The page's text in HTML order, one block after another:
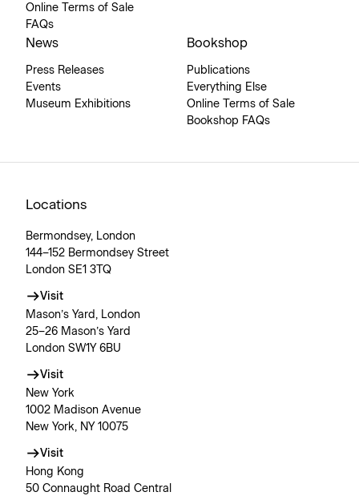
Online Terms of Sale
FAQs
News
Press Releases
Events
Museum Exhibitions
Bookshop
Publications
Everything Else
Online Terms of Sale
Bookshop FAQs
Locations
Bermondsey, London
144–152 Bermondsey Street
London SE1 3TQ
Visit
Mason’s Yard, London
25–26 Mason’s Yard
London SW1Y 6BU
Visit
New York
1002 Madison Avenue
New York, NY 10075
Visit
Hong Kong
50 Connaught Road Central